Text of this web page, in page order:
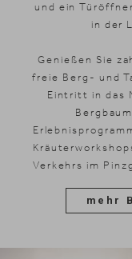
und ein
in der
Genießen Sie
freie Berg- und
Eintritt in das
Verkehrs im
mehr